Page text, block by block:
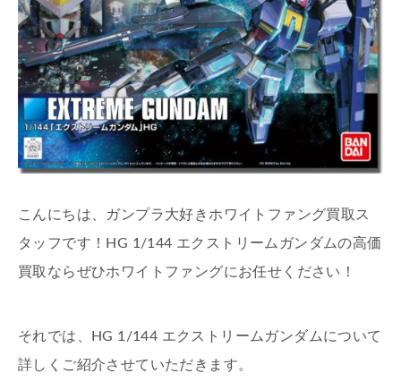
こんにちは、ガンプラ大好きホワイトファング買取ス
タッフです！HG 1/144 エクストリームガンダムの高価
買取ならぜひホワイトファングにお任せください！
それでは、HG 1/144 エクストリームガンダムについて
詳しくご紹介させていただきます。